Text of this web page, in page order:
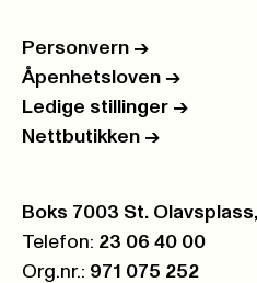
Personvern ->
Åpenhetsloven ->
Ledige stillinger ->
Nettbutikken ->
Postboks:
Boks 7003 St.
Telefon: 23 06 40 00
Org.nr.: 971 075 252